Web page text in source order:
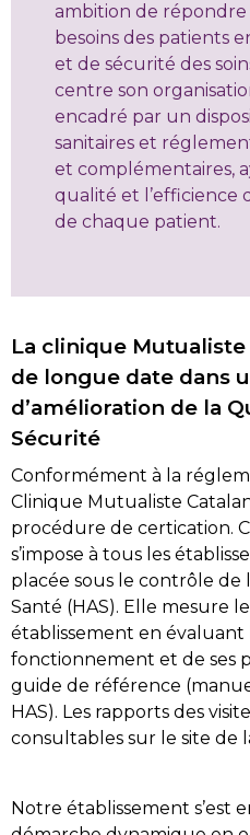
ambition de
besoins des patients
et de sécurité des
centre son
encadré par un
sanitaires et
et complémentaires,
qualité et l’efficience
de chaque patient.
La clinique
de longue date dans
d’amélioration de la
Sécurité
Conformément à la
Clinique Mutualiste
procédure de certication.
s’impose à tous les
placée sous le contrôle
Santé (HAS). Elle mesure
établissement en évaluant
fonctionnement et de ses
guide de référence
HAS). Les rapports des
consultables sur le site de
Notre établissement s’est